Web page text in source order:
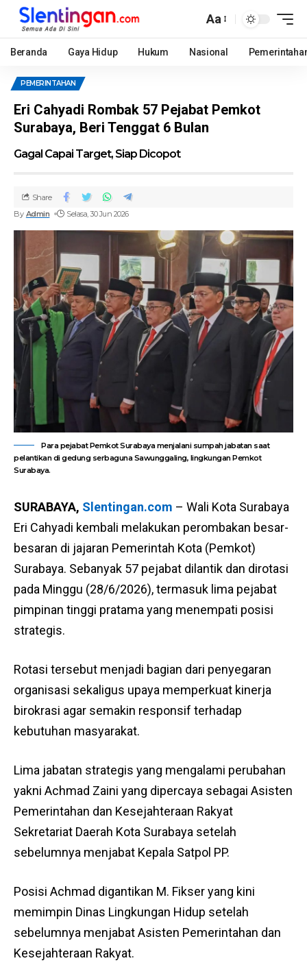
Aa
Beranda Gaya Hidup Hukum Nasional
PEMERINTAHAN
Eri Cahyadi Rombak 57 Pejabat Pemkot
Surabaya, Beri Tenggat 6 Bulan
Gagal Capai Target, Siap Dicopot
By Admin Selasa, 30 Jun 2026
Share
Para pejabat Pemkot Surabaya menjalani sumpah jabatan saat
pelantikan di gedung serbaguna Sawunggaling, lingkungan Pemkot
Surabaya.
SURABAYA, Slentingan.com – Wali Kota Surabaya
Eri Cahyadi kembali melakukan perombakan besar-
besaran di jajaran Pemerintah Kota (Pemkot)
Surabaya. Sebanyak 57 pejabat dilantik dan dirotasi
pada Minggu (28/6/2026), termasuk lima pejabat
pimpinan tinggi pratama yang menempati posisi
strategis.
Rotasi tersebut menjadi bagian dari penyegaran
organisasi sekaligus upaya memperkuat kinerja
birokrasi agar semakin responsif terhadap
kebutuhan masyarakat.
Lima jabatan strategis yang mengalami perubahan
yakni Achmad Zaini yang dipercaya sebagai Asisten
Pemerintahan dan Kesejahteraan Rakyat
Sekretariat Daerah Kota Surabaya setelah
sebelumnya menjabat Kepala Satpol PP.
Posisi Achmad digantikan M. Fikser yang kini
memimpin Dinas Lingkungan Hidup setelah
sebelumnya menjabat Asisten Pemerintahan dan
Kesejahteraan Rakyat.